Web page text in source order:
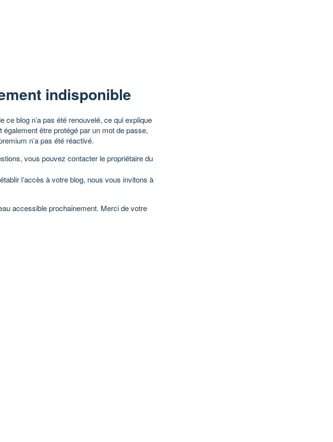
indisponible
ce blog n’a pas été renouvelé, ce qui explique
être protégé par un mot de passe,
n’a pas été réactivé.
vous pouvez contacter le propriétaire du
l’accès à votre blog, nous vous invitons à
accessible prochainement. Merci de votre